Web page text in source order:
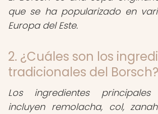
que se ha popularizado en
Europa del Este.
2. ¿Cuáles son los
tradicionales del Borsch?
Los ingredientes
incluyen remolacha, col,